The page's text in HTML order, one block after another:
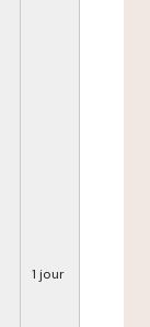
1 jour